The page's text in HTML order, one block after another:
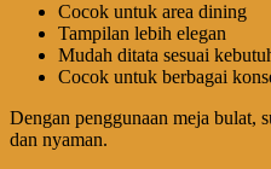
Cocok untuk area dining
Tampilan lebih elegan
Mudah ditata sesuai
Cocok untuk berbagai
Dengan penggunaan meja bulat,
dan nyaman.